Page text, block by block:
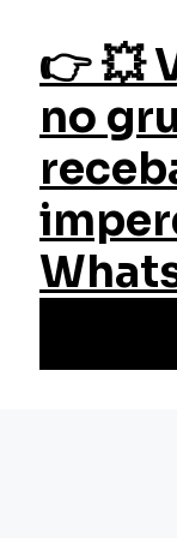
Início Cursos
Metodologia
Curso
Aprenda a
um curso